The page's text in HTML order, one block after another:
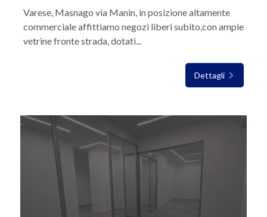
Varese, Masnago via Manin, in posizione altamente
commerciale affittiamo negozi liberi subito,con ampie
vetrine fronte strada, dotati...
Dettagli